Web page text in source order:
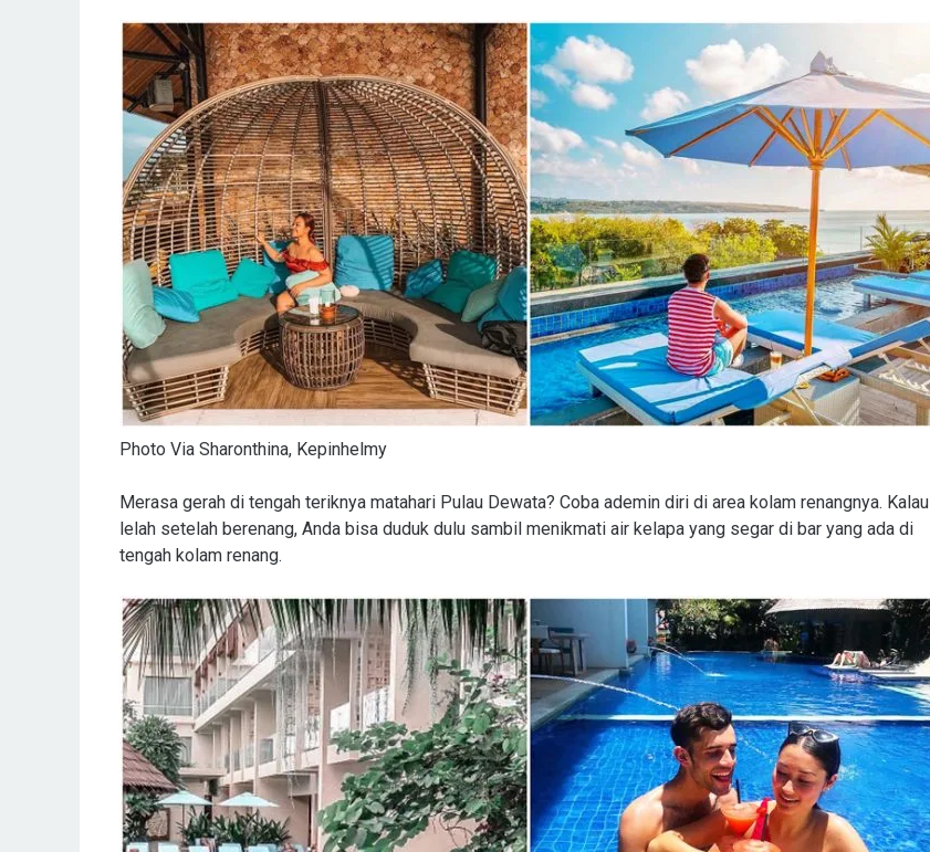
Photo Via Sharonthina, Kepinhelmy
Merasa gerah di tengah teriknya matahari Pulau Dewata? Coba ademin diri di area kolam renangnya. Kalau
lelah setelah berenang, Anda bisa duduk dulu sambil menikmati air kelapa yang segar di bar yang ada di
tengah kolam renang.